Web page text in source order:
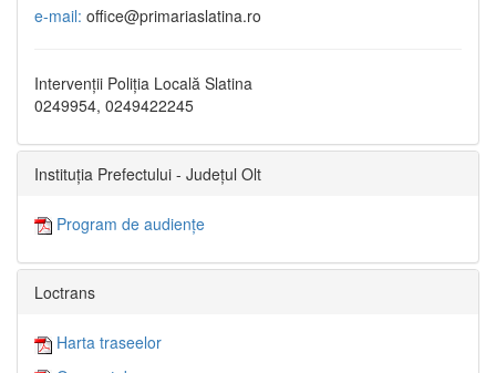
e-mail: office@primariaslatina.ro
Intervenții Poliția Locală Slatina
0249954, 0249422245
Instituția Prefectului - Județul Olt
Program de audiențe
Loctrans
Harta traseelor